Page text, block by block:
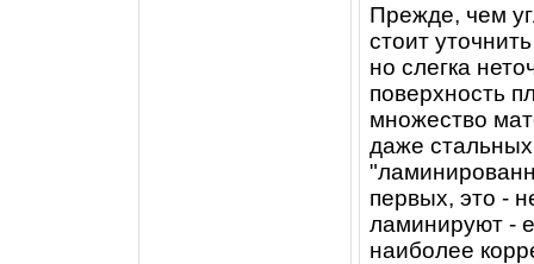
Прежде, чем
стоит
но слегка
поверхность
множество
даже
первых, это -
ламинируют -
наиболее